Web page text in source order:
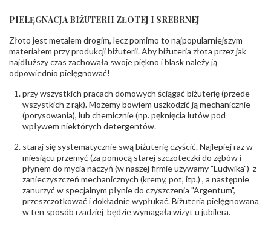
INNE PARAMETRY
Producent
odpowiedzialny:
Łazur sp.j. Kowalowy 134 38-200 Jasło; NIP:
6850004631; tel.13 44 56 100;
biuro@obraczki.pl ,PZ Stelmach Sp. z o.o. ul.
Północna 22 45-805 Opole; NIP 7542889545;
Tel. +48 77 54 90 100; biuro@stelmach.pl
Bezpieczeństwo
- rodzaj
ostrzeżenia:
Nie nadaje się dla dzieci w wieku poniżej 3 lat
, Elementy w wyrobie wykonane z białego złota
zawierają nikiel
PIELĘGNACJA BIŻUTERII ZŁOTEJ I SREBRNEJ
Złoto jest metalem drogim, lecz pomimo to najpopularniejszym
materiałem przy produkcji biżuterii. Aby biżuteria złota przez jak
najdłuższy czas zachowała swoje piękno i blask należy ją
odpowiednio pielęgnować!
przy wszystkich pracach domowych ściągać biżuterię (przede
wszystkich z rąk). Możemy bowiem uszkodzić ją mechanicznie
(porysowania), lub chemicznie (np. pęknięcia lutów pod
wpływem niektórych detergentów.
staraj się systematycznie swą biżuterię czyścić. Najlepiej raz w
miesiącu przemyć (za pomocą starej szczoteczki do zębów i
płynem do mycia naczyń (w naszej firmie używamy "Ludwika") z
zanieczyszczeń mechanicznych (kremy, pot, itp.) , a następnie
zanurzyć w specjalnym płynie do czyszczenia "Argentum",
przeszczotkować i dokładnie wypłukać. Biżuteria pielęgnowana
w ten sposób rzadziej będzie wymagała wizyt u jubilera.